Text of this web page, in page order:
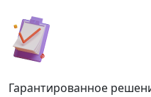
Гарантированное